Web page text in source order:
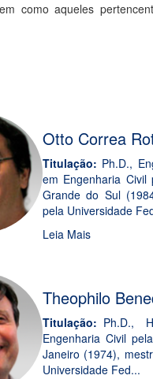
como aqueles
Otto Correa
Titulação: Ph.D.,
em Engenharia Civil
Grande do Sul
pela Universidade
Leia Mais
Theophilo
Titulação: Ph.D.,
Engenharia Civil
Janeiro (1974),
Universidade Fed...